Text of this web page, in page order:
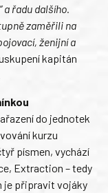
a řadu dalšího.
zaměřili na
ženijní a
kapitán
do jednotek
kurzu
písmen, vychází
Extraction – tedy
je připravit vojáky